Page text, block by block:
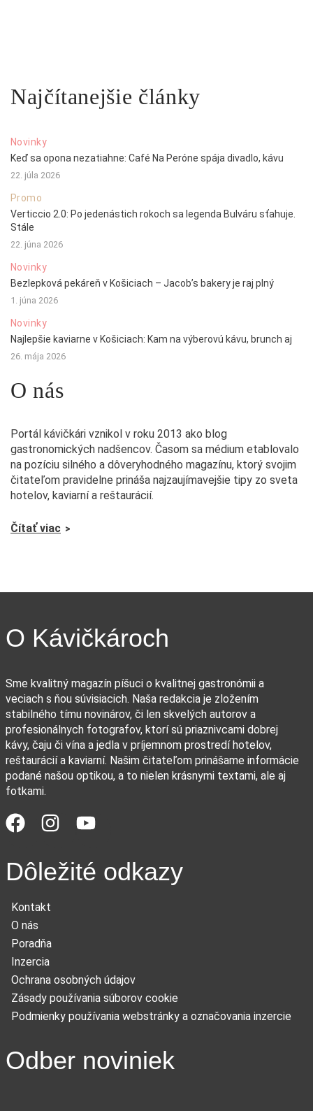
Najčítanejšie články
Novinky
Keď sa opona nezatiahne: Café Na Peróne spája divadlo, kávu
22. júla 2026
Promo
Verticcio 2.0: Po jedenástich rokoch sa legenda Bulváru sťahuje.
Stále
22. júna 2026
Novinky
Bezlepková pekáreň v Košiciach – Jacob’s bakery je raj plný
1. júna 2026
Novinky
Najlepšie kaviarne v Košiciach: Kam na výberovú kávu, brunch aj
26. mája 2026
O nás
Portál kávičkári vznikol v roku 2013 ako blog
gastronomických nadšencov. Časom sa médium etablovalo
na pozíciu silného a dôveryhodného magazínu, ktorý svojim
čitateľom pravidelne prináša najzaujímavejšie tipy zo sveta
hotelov, kaviarní a reštaurácií.
Čítať viac
O Kávičkároch
Sme kvalitný magazín píšuci o kvalitnej gastronómii a
veciach s ňou súvisiacich. Naša redakcia je zložením
stabilného tímu novinárov, či len skvelých autorov a
profesionálnych fotografov, ktorí sú priaznivcami dobrej
kávy, čaju či vína a jedla v príjemnom prostredí hotelov,
reštaurácií a kaviarní. Našim čitateľom prinášame informácie
podané našou optikou, a to nielen krásnymi textami, ale aj
fotkami.
Dôležité odkazy
Kontakt
O nás
Poradňa
Inzercia
Ochrana osobných údajov
Zásady používania súborov cookie
Podmienky používania webstránky a označovania inzercie
Odber noviniek